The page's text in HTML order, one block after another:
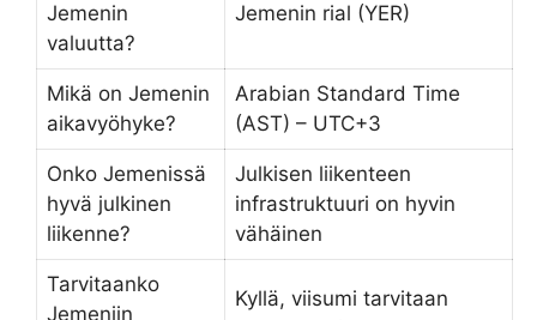
Jemenin
valuutta?
Jemenin rial (YER)
Mikä on Jemenin
aikavyöhyke?
Arabian Standard Time
(AST) – UTC+3
Onko Jemenissä
hyvä julkinen
liikenne?
Julkisen liikenteen
infrastruktuuri on hyvin
vähäinen
Tarvitaanko
Jemeniin
Kyllä, viisumi tarvitaan